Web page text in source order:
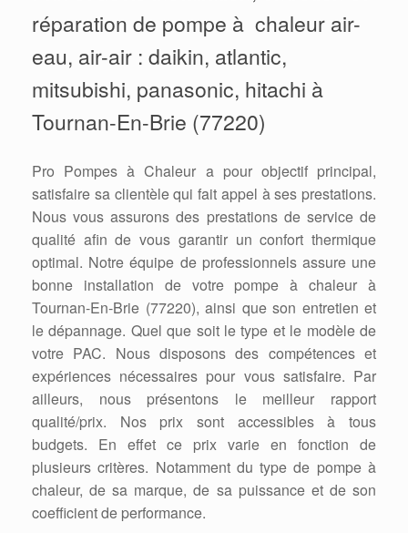
réparation de pompe à chaleur air-
eau, air-air : daikin, atlantic,
mitsubishi, panasonic, hitachi à
Tournan-En-Brie (77220)
Pro Pompes à Chaleur a pour objectif principal,
satisfaire sa clientèle qui fait appel à ses prestations.
Nous vous assurons des prestations de service de
qualité afin de vous garantir un confort thermique
optimal. Notre équipe de professionnels assure une
bonne installation de votre pompe à chaleur à
Tournan-En-Brie (77220), ainsi que son entretien et
le dépannage. Quel que soit le type et le modèle de
votre PAC. Nous disposons des compétences et
expériences nécessaires pour vous satisfaire. Par
ailleurs, nous présentons le meilleur rapport
qualité/prix. Nos prix sont accessibles à tous
budgets. En effet ce prix varie en fonction de
plusieurs critères. Notamment du type de pompe à
chaleur, de sa marque, de sa puissance et de son
coefficient de performance.